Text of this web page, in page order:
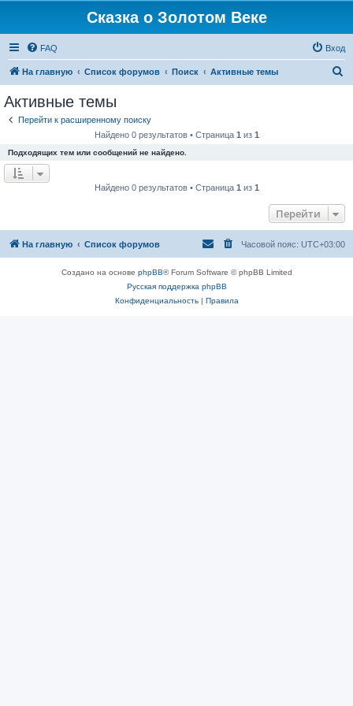
Сказка о Золотом Веке
FAQ Вход
На главную Список форумов Поиск Активные темы
Активные темы
Перейти к расширенному поиску
Найдено 0 результатов • Страница 1 из 1
Подходящих тем или сообщений не найдено.
Найдено 0 результатов • Страница 1 из 1
Перейти
На главную Список форумов Часовой пояс: UTC+03:00
Создано на основе phpBB® Forum Software © phpBB Limited
Русская поддержка phpBB
Конфиденциальность| Правила